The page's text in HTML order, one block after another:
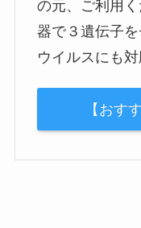
の元、ご利用
器で３遺伝子
ウイルスにも対
【おす